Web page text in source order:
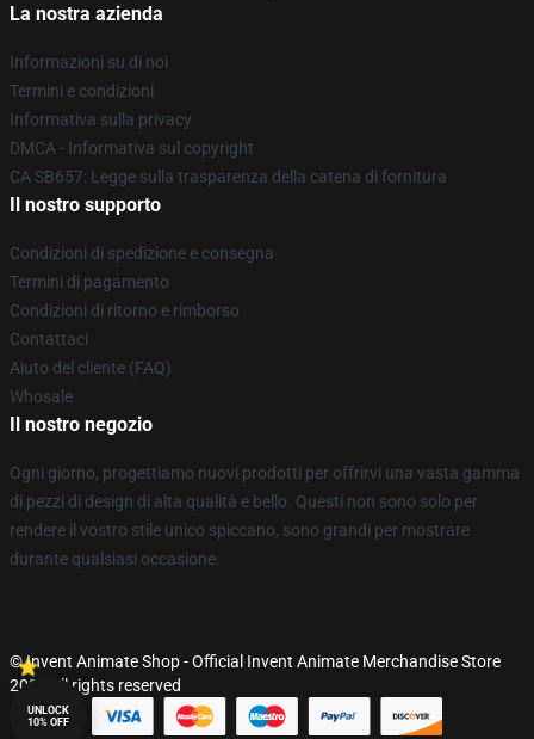
La nostra azienda
Informazioni su di noi
Termini e condizioni
Informativa sulla privacy
DMCA - Informativa sul copyright
CA SB657: Legge sulla trasparenza della catena di fornitura
Il nostro supporto
Condizioni di spedizione e consegna
Termini di pagamento
Condizioni di ritorno e rimborso
Contattaci
Aiuto del cliente (FAQ)
Whosale
Il nostro negozio
Ogni giorno, progettiamo nuovi prodotti per offrirvi una vasta gamma
di pezzi di design di alta qualità e bello. Questi non sono solo per
rendere il vostro stile unico spiccano, sono grandi per mostrare
durante qualsiasi occasione.
© Invent Animate Shop - Official Invent Animate Merchandise Store
2026 all rights reserved
UNLOCK
10% OFF